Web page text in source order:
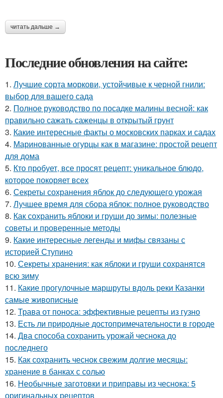
читать дальше →
Последние обновления на сайте:
1. Лучшие сорта моркови, устойчивые к черной гнили:
выбор для вашего сада
2. Полное руководство по посадке малины весной: как
правильно сажать саженцы в открытый грунт
3. Какие интересные факты о московских парках и садах
4. Маринованные огурцы как в магазине: простой рецепт
для дома
5. Кто пробует, все просят рецепт: уникальное блюдо,
которое покоряет всех
6. Секреты сохранения яблок до следующего урожая
7. Лучшее время для сбора яблок: полное руководство
8. Как сохранить яблоки и груши до зимы: полезные
советы и проверенные методы
9. Какие интересные легенды и мифы связаны с
историей Ступино
10. Секреты хранения: как яблоки и груши сохранятся
всю зиму
11. Какие прогулочные маршруты вдоль реки Казанки
самые живописные
12. Трава от поноса: эффективные рецепты из гузно
13. Есть ли природные достопримечательности в городе
14. Два способа сохранить урожай чеснока до
последнего
15. Как сохранить чеснок свежим долгие месяцы:
хранение в банках с солью
16. Необычные заготовки и приправы из чеснока: 5
оригинальных рецептов